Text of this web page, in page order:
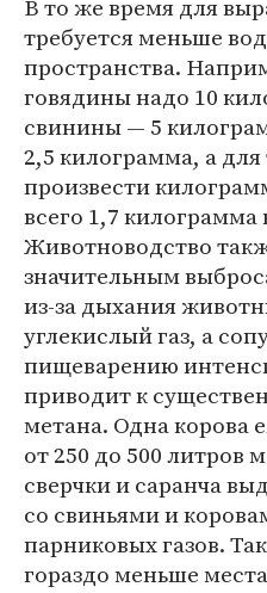
В то же время для
требуется меньше
пространства.
говядины надо 10
свинины — 5
2,5 килограмма, а
произвести
всего 1,7 килограмма
Животноводство
значительным
из-за дыхания
углекислый газ, а
пищеварению
приводит к
метана. Одна корова
от 250 до 500 литров
сверчки и саранча
со свиньями и
парниковых газов.
гораздо меньше